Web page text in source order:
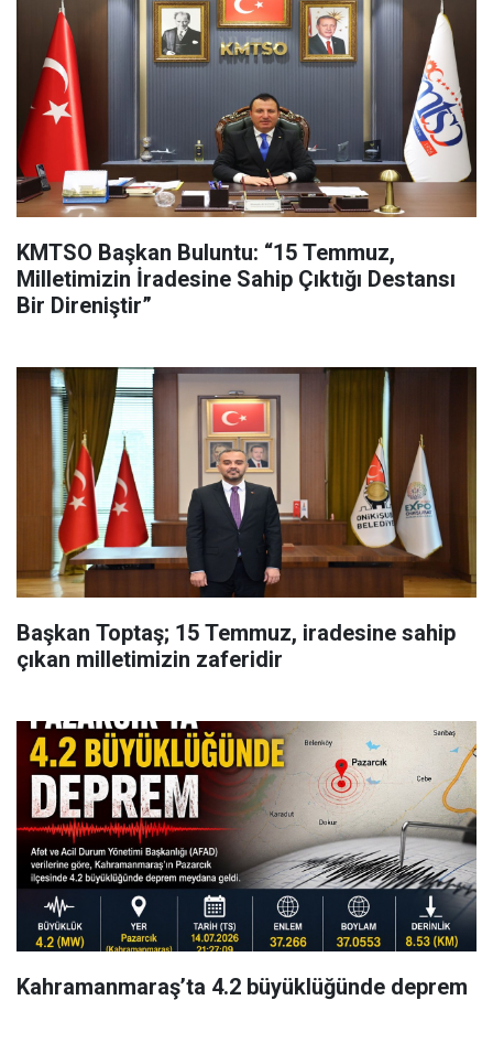
KMTSO Başkan Buluntu: “15 Temmuz,
Milletimizin İradesine Sahip Çıktığı Destansı
Bir Direniştir”
Başkan Toptaş; 15 Temmuz, iradesine sahip
çıkan milletimizin zaferidir
Kahramanmaraş’ta 4.2 büyüklüğünde deprem